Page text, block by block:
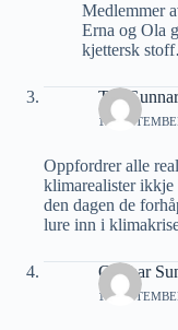
Medlemmer
Erna og Ola
kjettersk
Tor
13
Oppfordrer alle
klimarealister ikkje
den dagen de
lure inn i
Gunnar
14